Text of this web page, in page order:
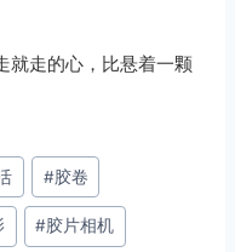
就走的心，比悬着一颗
#胶卷
#胶片相机